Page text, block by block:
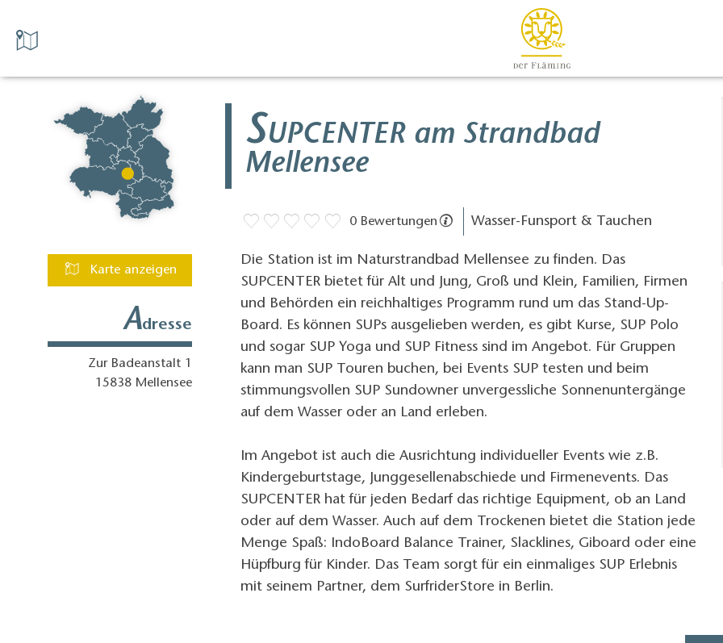
Karte anzeigen
Adresse
Zur Badeanstalt 1
15838 Mellensee
SUPCENTER am Strandbad
Mellensee
0 Bewertungen Wasser-Funsport & Tauchen
Die Station ist im Naturstrandbad Mellensee zu finden. Das
SUPCENTER bietet für Alt und Jung, Groß und Klein, Familien, Firmen
und Behörden ein reichhaltiges Programm rund um das Stand-Up-
Board. Es können SUPs ausgelieben werden, es gibt Kurse, SUP Polo
und sogar SUP Yoga und SUP Fitness sind im Angebot. Für Gruppen
kann man SUP Touren buchen, bei Events SUP testen und beim
stimmungsvollen SUP Sundowner unvergessliche Sonnenuntergänge
auf dem Wasser oder an Land erleben.
Im Angebot ist auch die Ausrichtung individueller Events wie z.B.
Kindergeburtstage, Junggesellenabschiede und Firmenevents. Das
SUPCENTER hat für jeden Bedarf das richtige Equipment, ob an Land
oder auf dem Wasser. Auch auf dem Trockenen bietet die Station jede
Menge Spaß: IndoBoard Balance Trainer, Slacklines, Giboard oder eine
Hüpfburg für Kinder. Das Team sorgt für ein einmaliges SUP Erlebnis
mit seinem Partner, dem SurfriderStore in Berlin.